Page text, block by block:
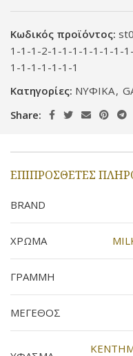
Κωδικός προϊόντος:
1-1-1-2-1-1-1-1-1-1-1-
1-1-1-1-1-1-1
Κατηγορίες: ΝΥΦΙΚΑ,
Share:
ΕΠΙΠΡΌΣΘΕΤΕΣ
BRAND
ΧΡΩΜΑ
ΓΡΑΜΜΗ
ΜΕΓΕΘΟΣ